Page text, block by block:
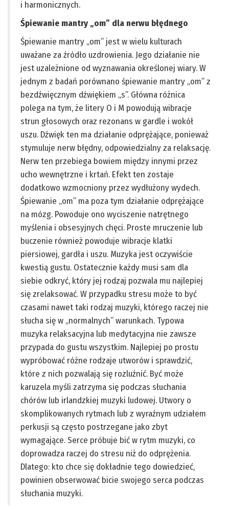
i harmonicznych.
Śpiewanie mantry „om” dla nerwu błędnego
Śpiewanie mantry „om” jest w wielu kulturach
uważane za źródło uzdrowienia. Jego działanie nie
jest uzależnione od wyznawania określonej wiary. W
jednym z badań porównano śpiewanie mantry „om” z
bezdźwięcznym dźwiękiem „s”. Główna różnica
polega na tym, że litery O i M powodują wibracje
strun głosowych oraz rezonans w gardle i wokół
uszu. Dźwięk ten ma działanie odprężające, ponieważ
stymuluje nerw błędny, odpowiedzialny za relaksację.
Nerw ten przebiega bowiem między innymi przez
ucho wewnętrzne i krtań. Efekt ten zostaje
dodatkowo wzmocniony przez wydłużony wydech.
Śpiewanie „om” ma poza tym działanie odprężające
na mózg. Powoduje ono wyciszenie natrętnego
myślenia i obsesyjnych chęci. Proste mruczenie lub
buczenie również powoduje wibracje klatki
piersiowej, gardła i uszu. Muzyka jest oczywiście
kwestią gustu. Ostatecznie każdy musi sam dla
siebie odkryć, który jej rodzaj pozwala mu najlepiej
się zrelaksować. W przypadku stresu może to być
czasami nawet taki rodzaj muzyki, którego raczej nie
słucha się w „normalnych” warunkach. Typowa
muzyka relaksacyjna lub medytacyjna nie zawsze
przypada do gustu wszystkim. Najlepiej po prostu
wypróbować różne rodzaje utworów i sprawdzić,
które z nich pozwalają się rozluźnić. Być może
karuzela myśli zatrzyma się podczas słuchania
chórów lub irlandzkiej muzyki ludowej. Utwory o
skomplikowanych rytmach lub z wyraźnym udziałem
perkusji są często postrzegane jako zbyt
wymagające. Serce próbuje bić w rytm muzyki, co
doprowadza raczej do stresu niż do odprężenia.
Dlatego: kto chce się dokładnie tego dowiedzieć,
powinien obserwować bicie swojego serca podczas
słuchania muzyki.